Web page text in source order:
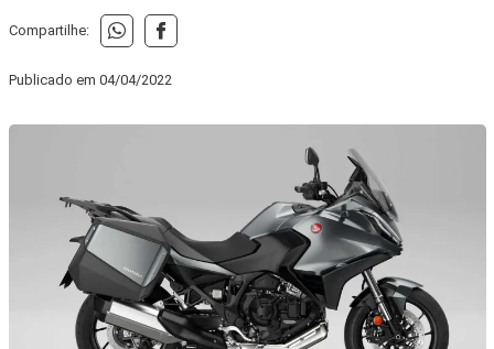
Compartilhe:
Publicado em 04/04/2022